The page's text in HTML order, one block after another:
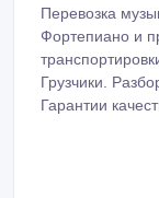
Перевозка
Фортепиано и
Грузчики.
Гарантии